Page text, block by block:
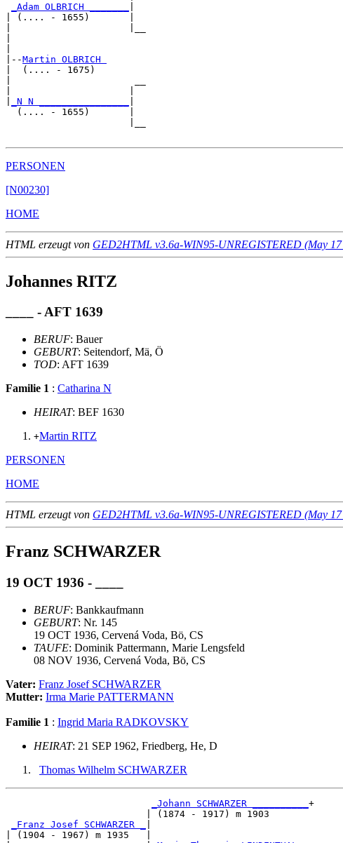
_Adam OLBRICH _______
| (.... - 1655)       |
|--Martin OLBRICH
|  (.... - 1675)
_N N ________________
  (.... - 1655)       |
PERSONEN
[N00230]
HOME
HTML erzeugt von GED2HTML v3.6a-WIN95-UNREGISTERED (May
Johannes RITZ
____ - AFT 1639
BERUF: Bauer
GEBURT: Seitendorf, Mä, Ö
TOD: AFT 1639
Familie 1 : Catharina N
HEIRAT: BEF 1630
+Martin RITZ
PERSONEN
HOME
HTML erzeugt von GED2HTML v3.6a-WIN95-UNREGISTERED (May
Franz SCHWARZER
19 OCT 1936 - ____
BERUF: Bankkaufmann
GEBURT: Nr. 145
19 OCT 1936, Cervená Voda, Bö, CS
TAUFE: Dominik Pattermann, Marie Lengsfeld
08 NOV 1936, Cervená Voda, Bö, CS
Vater: Franz Josef SCHWARZER
Mutter: Irma Marie PATTERMANN
Familie 1 : Ingrid Maria RADKOVSKY
HEIRAT: 21 SEP 1962, Friedberg, He, D
Thomas Wilhelm SCHWARZER
_Johann SCHWARZER __________ +
                         | (1874 - 1917) m 1903
_Franz Josef SCHWARZER _
| (1904 - 1967) m 1935   |